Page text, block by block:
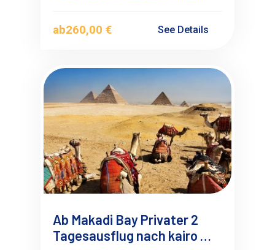
ab260,00 € See Details
Ab Makadi Bay Privater 2
Tagesausflug nach kairo mit